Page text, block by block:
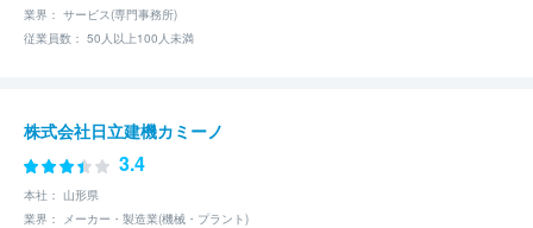
業界： サービス(専門事務所)
従業員数： 50人以上100人未満
株式会社日立建機カミーノ
3.4
本社： 山形県
業界： メーカー・製造業(機械・プラント)